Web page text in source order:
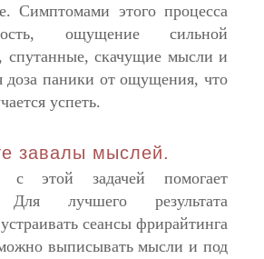
Симптомами этого процесса
ощущение сильной
спутанные, скачущие мысли и
доза паники от ощущения, что
успеть.
завалы мыслей.
с этой задачей помогает
лучшего результата
сеансы фрирайтинга
выписывать мысли и под